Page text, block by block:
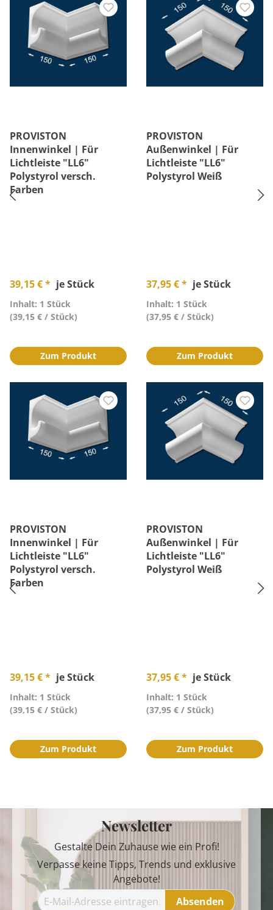
PROVISTON
Innenwinkel | Für
Lichtleiste "LL6"
Polystyrol versch.
Farben
39,15 € * je Stück
Inhalt: 1 Stück
(39,15 € / Stück)
Zum Produkt
PROVISTON
Außenwinkel | Für
Lichtleiste "LL6"
Polystyrol Weiß
37,95 € * je Stück
Inhalt: 1 Stück
(37,95 € / Stück)
Zum Produkt
PROVISTON
Innenwinkel | Für
Lichtleiste "LL6"
Polystyrol versch.
Farben
39,15 € * je Stück
Inhalt: 1 Stück
(39,15 € / Stück)
Zum Produkt
PROVISTON
Außenwinkel | Für
Lichtleiste "LL6"
Polystyrol Weiß
37,95 € * je Stück
Inhalt: 1 Stück
(37,95 € / Stück)
Zum Produkt
Newsletter
Gestalte Dein Zuhause wie ein Profi!
Verpasse keine Tipps, Trends und exklusive
Angebote!
Absenden